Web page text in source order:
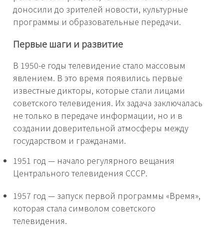
доносили до зрителей новости, культурные
программы и образовательные передачи.
Первые шаги и развитие
В 1950-е годы телевидение стало массовым
явлением. В это время появились первые
известные дикторы, которые стали лицами
советского телевидения. Их задача заключалась
не только в передаче информации, но и в
создании доверительной атмосферы между
государством и гражданами.
1951 год — начало регулярного вещания
Центрального телевидения СССР.
1957 год — запуск первой программы «Время»,
которая стала символом советского
телевидения.